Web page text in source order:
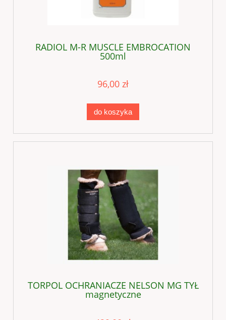
RADIOL M-R MUSCLE EMBROCATION
500ml
96,00 zł
do koszyka
TORPOL OCHRANIACZE NELSON MG TYŁ
magnetyczne